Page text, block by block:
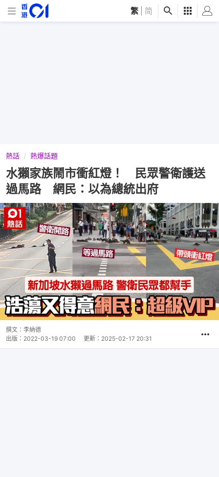
繁 简
熱話 熱爆話題
水獺家族鬧市衝紅燈！ 民眾警衛護送
過馬路 網民：以為總統出府
撰文： 李納德
出版： 2022-03-19 07:00 更新： 2025-02-17 20:31